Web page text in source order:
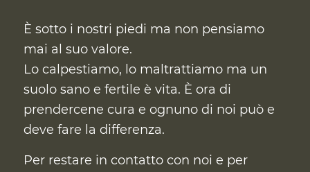
È sotto i nostri piedi ma non pensiamo
mai al suo valore.
Lo calpestiamo, lo maltrattiamo ma un
suolo sano e fertile è vita. È ora di
prendercene cura e ognuno di noi può e
deve fare la differenza.
Per restare in contatto con noi e per